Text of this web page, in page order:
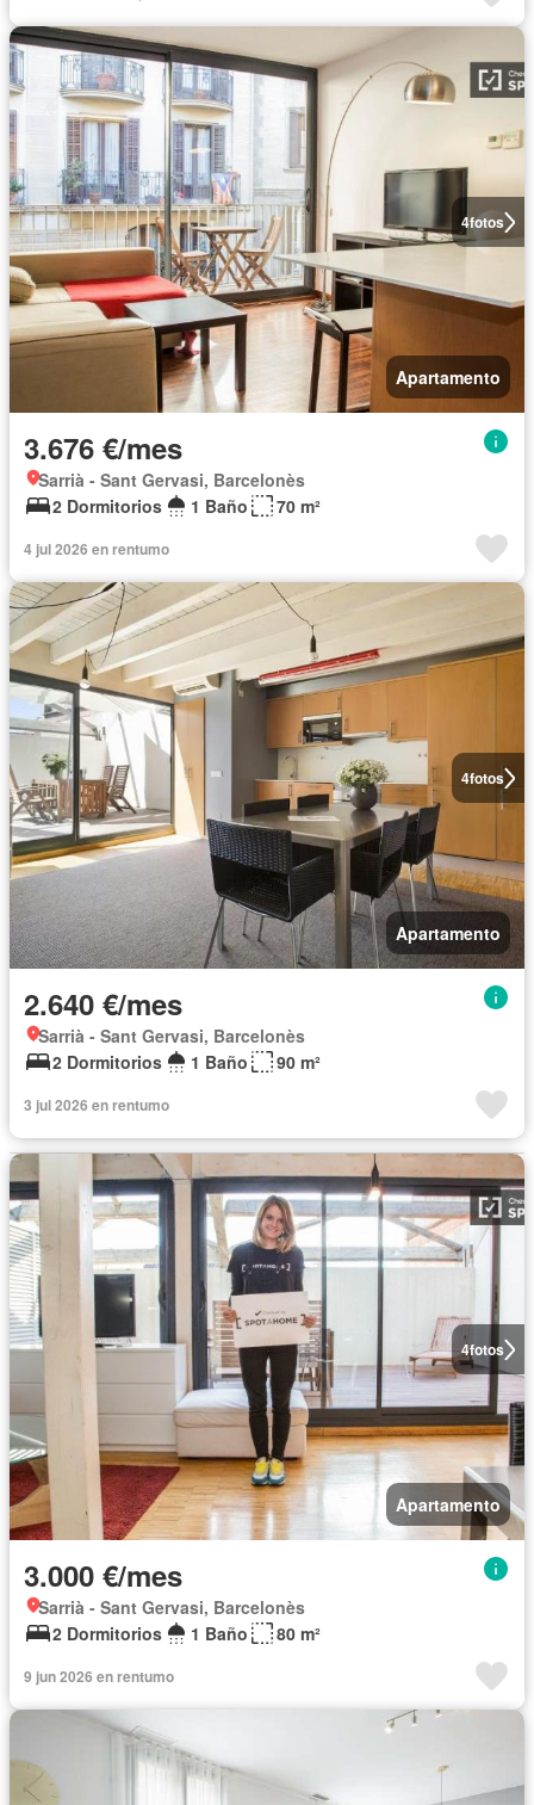
4fotos
Apartamento
3.676 €/mes
Sarrià - Sant Gervasi, Barcelonès
2 Dormitorios
1 Baño 70 m²
4 jul 2026 en rentumo
4fotos
Apartamento
2.640 €/mes
Sarrià - Sant Gervasi, Barcelonès
2 Dormitorios
1 Baño 90 m²
3 jul 2026 en rentumo
4fotos
Apartamento
3.000 €/mes
Sarrià - Sant Gervasi, Barcelonès
2 Dormitorios
1 Baño 80 m²
9 jun 2026 en rentumo